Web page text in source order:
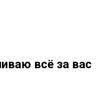
всё за вас